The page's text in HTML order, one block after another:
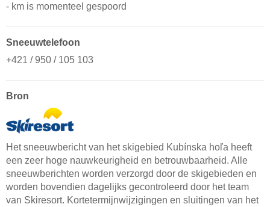
- km is momenteel gespoord
Sneeuwtelefoon
+421 / 950 / 105 103
Bron
Het sneeuwbericht van het skigebied Kubínska hoľa heeft
een zeer hoge nauwkeurigheid en betrouwbaarheid. Alle
sneeuwberichten worden verzorgd door de skigebieden en
worden bovendien dagelijks gecontroleerd door het team
van Skiresort. Kortetermijnwijzigingen en sluitingen van het